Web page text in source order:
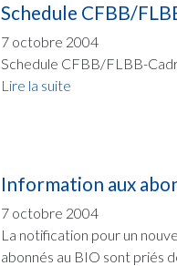
Schedule CFBB/
7 octobre 2004
Schedule CFBB/FLBB-
Lire la suite
Information aux
7 octobre 2004
La notification pour un
abonnés au BIO sont priés